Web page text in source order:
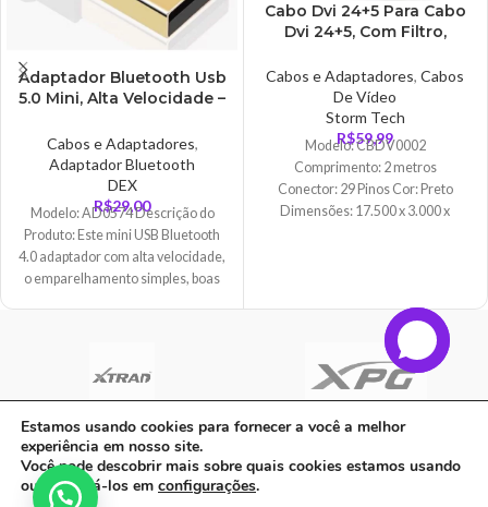
Adaptador Bluetooth Usb
5.0 Mini, Alta Velocidade –
Cabos e Adaptadores,
Adaptador Bluetooth
DEX
R$29,00
Modelo: AD0574 Descrição do
Produto: Este mini USB Bluetooth
4.0 adaptador com alta velocidade,
o emparelhamento simples, boas
Cabo Dvi 24+5 Para Cabo
Dvi 24+5, Com Filtro,
Cabos e Adaptadores, Cabos
De Vídeo
Storm Tech
R$59,99
Modelo: CBDV0002
Comprimento: 2 metros
Conector: 29 Pinos Cor: Preto
Dimensões: 17.500 x 3.000 x
C A Informatica Ltda | CNPJ: 33.482.008/0001-90 | Avenida Dos Ipês,
QD31 LT23, Bairro Cidade Jardim, CEP: 68.515-000 - | PARAUAPEBAS-
Estamos usando cookies para fornecer a você a melhor
experiência em nosso site.
Você pode descobrir mais sobre quais cookies estamos usando
ou desativá-los em configurações.